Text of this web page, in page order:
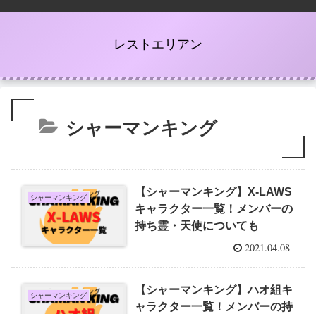
レストエリアン
シャーマンキング
シャーマンキング
【シャーマンキング】X-LAWS
キャラクター一覧！メンバーの
持ち霊・天使についても
2021.04.08
シャーマンキング
【シャーマンキング】ハオ組キ
ャラクター一覧！メンバーの持